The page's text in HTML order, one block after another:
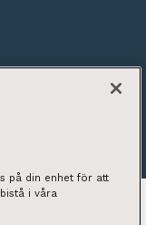
på din enhet för att
i våra